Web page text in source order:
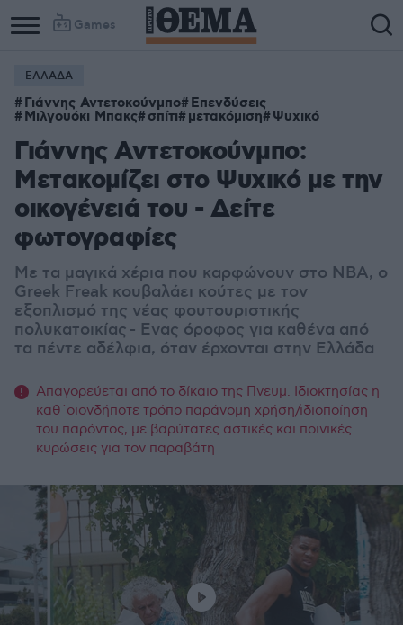
Games
ΕΛΛΑΔΑ
Γιάννης Αντετοκούνμπο Επενδύσεις
Μιλγουόκι Μπακς σπίτι μετακόμιση Ψυχικό
Γιάννης Αντετοκούνμπο:
Μετακομίζει στο Ψυχικό με την
οικογένειά του - Δείτε
φωτογραφίες
Με τα μαγικά χέρια που καρφώνουν στο ΝΒΑ, ο
Greek Freak κουβαλάει κούτες με τον
εξοπλισμό της νέας φουτουριστικής
πολυκατοικίας - Ενας όροφος για καθένα από
τα πέντε αδέλφια, όταν έρχονται στην Ελλάδα
Απαγορεύεται από το δίκαιο της Πνευμ. Ιδιοκτησίας η
καθ΄οιονδήποτε τρόπο παράνομη χρήση/ιδιοποίηση
του παρόντος, με βαρύτατες αστικές και ποινικές
κυρώσεις για τον παραβάτη